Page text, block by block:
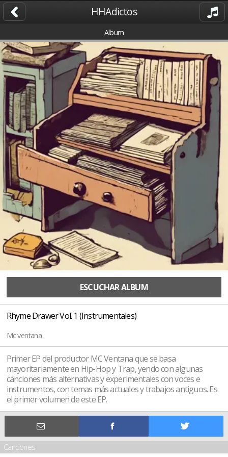
HHAdictos
Album
ESCUCHAR ALBUM
Rhyme Drawer Vol. 1 (Instrumentales)
Mc ventana
Primer EP del productor MC Ventana que se basa
mayoritariamente en Hip-Hop y Trap, yendo con algunas
canciones más alternativas y experimentales con voces e
instrumentos, con temas más actuales y trabajos antiguos. Es
el primer volumen de este EP.
Canciones